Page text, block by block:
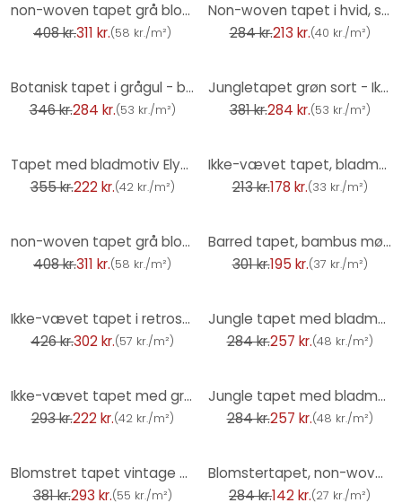
non-woven tapet grå blomstret til stue soveværelse tapet marburg
408 kr.311 kr.(58 kr./m²)
Non-woven tapet i hvid, sort bladmotiv bladlook blomstret natur
284 kr.213 kr.(40 kr./m²)
Botanisk tapet i grågul - blomstermønstret fleecetapet - tapet med blomsterdesign
346 kr.284 kr.(53 kr./m²)
Jungletapet grøn sort - Ikke-vævet tapet med tropiske blade - plantetapet
381 kr.284 kr.(53 kr./m²)
Tapet med bladmotiv Elysium guld
355 kr.222 kr.(42 kr./m²)
Ikke-vævet tapet, bladmotiv-tapet Cameo creme
213 kr.178 kr.(33 kr./m²)
non-woven tapet grå blomstret til stue soveværelse tapet marburg
408 kr.311 kr.(58 kr./m²)
Barred tapet, bambus mønster tapet, ikke-vævet tapet Erismann Martinique sort
301 kr.195 kr.(37 kr./m²)
Ikke-vævet tapet i retrostil - blomstret tapet farverigt - tapet med vintage mønster
426 kr.302 kr.(57 kr./m²)
Jungle tapet med bladmønster sort grå - moderne, elegant & udtryksfuldt Ikke-vævet tapet
284 kr.257 kr.(48 kr./m²)
Ikke-vævet tapet med grønne blade i blomsteragtig natur
293 kr.222 kr.(42 kr./m²)
Jungle tapet med bladmønster blå guld - eksotisk Ikke-vævet tapet moderne & udtryksfuldt
284 kr.257 kr.(48 kr./m²)
Blomstret tapet vintage blå beige - blomstret tapet retro look - ikke-vævet tapet
381 kr.293 kr.(55 kr./m²)
Blomstertapet, non-woven tapet Novamur Yvi grøn
284 kr.142 kr.(27 kr./m²)